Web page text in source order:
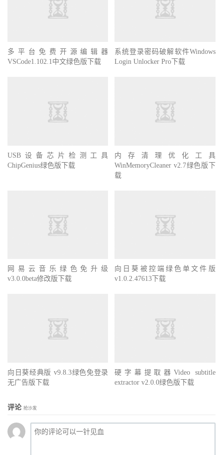
多平台免费开源编辑器
VSCode1.102.1中文绿色版下载
系统登录密码破解软件Windows
Login Unlocker Pro下载
USB设备芯片检测工具
ChipGenius绿色版下载
内存清理优化工具
WinMemoryCleaner v2.7绿色版下
载
网易云音乐绿色免升级
v3.0.0beta修改版下载
向日葵被控端绿色单文件版
v1.0.2.47613下载
向日葵经典版 v9.8.3绿色免登录
无广告版下载
硬字幕提取器Video subtitle
extractor v2.0.0绿色版下载
评论 抢沙发